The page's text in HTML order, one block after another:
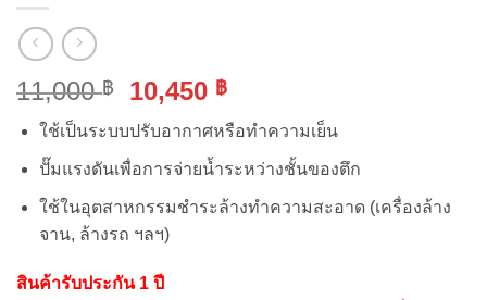
11,000฿
Original
price
was:
11,000 ฿.
10,450 ฿Current
price
is:
10,450 ฿.
ใช้เป็นระบบปรับอากาศหรือทำความเย็น
ปั๊มแรงดันเพื่อการจ่ายน้ำระหว่างชั้นของตึก
ใช้ในอุตสาหกรรมชำระล้างทำความสะอาด (เครื่องล้าง
จาน, ล้างรถ ฯลฯ)
สินค้ารับประกัน 1 ปี